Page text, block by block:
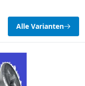
Alle Varianten